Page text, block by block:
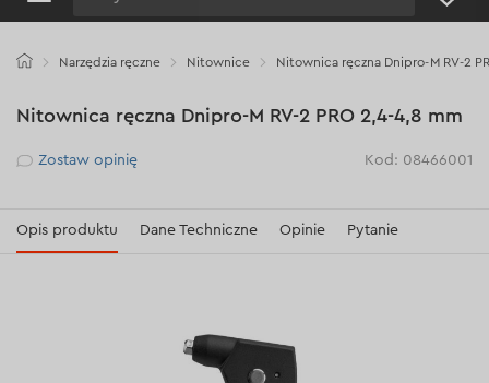
Narzędzia ręczne Nitownice Nitownica ręczna Dnipro-M RV-2
Nitownica ręczna Dnipro-M RV-2 PRO 2,4-4,8 mm
Рейтинг
Zostaw opinię Kod: 08466001
Opis produktu Dane Techniczne Opinie Pytanie